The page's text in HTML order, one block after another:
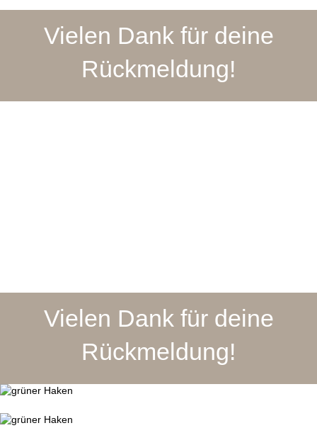
Vielen Dank für deine
Rückmeldung!
Vielen Dank für deine
Rückmeldung!